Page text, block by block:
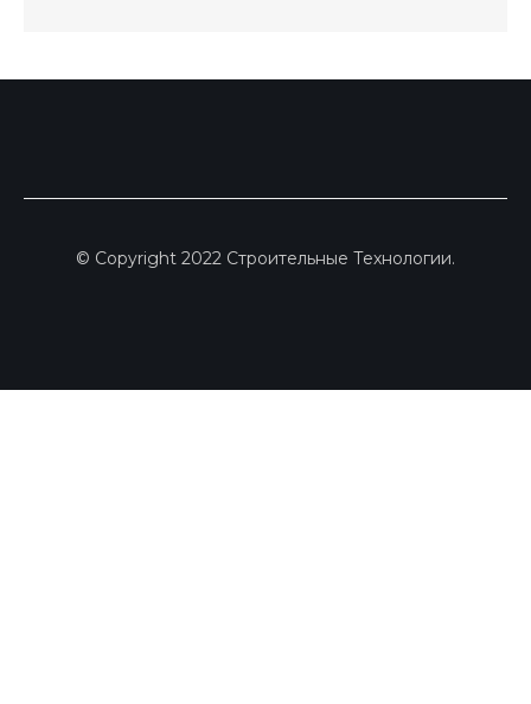
© Copyright 2022 Строительные Технологии.